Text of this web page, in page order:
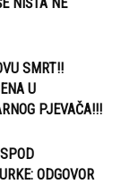
SMRT!!
U
PJEVAČA!!!
ODGOVOR